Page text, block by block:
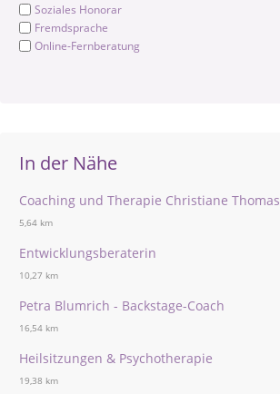
Soziales Honorar
Fremdsprache
Online-Fernberatung
In der Nähe
Coaching und Therapie Christiane Thomas
5,64 km
Entwicklungsberaterin
10,27 km
Petra Blumrich - Backstage-Coach
16,54 km
Heilsitzungen & Psychotherapie
19,38 km